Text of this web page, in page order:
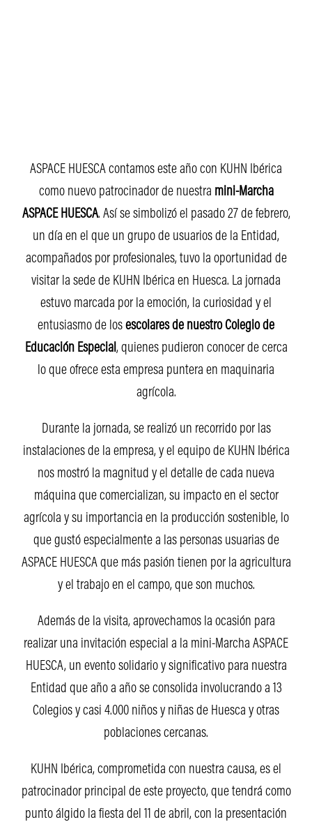
ASPACE HUESCA contamos este año con KUHN Ibérica
como nuevo patrocinador de nuestra mini-Marcha
ASPACE HUESCA. Así se simbolizó el pasado 27 de febrero,
un día en el que un grupo de usuarios de la Entidad,
acompañados por profesionales, tuvo la oportunidad de
visitar la sede de KUHN Ibérica en Huesca. La jornada
estuvo marcada por la emoción, la curiosidad y el
entusiasmo de los escolares de nuestro Colegio de
Educación Especial, quienes pudieron conocer de cerca
lo que ofrece esta empresa puntera en maquinaria
agrícola.
Durante la jornada, se realizó un recorrido por las
instalaciones de la empresa, y el equipo de KUHN Ibérica
nos mostró la magnitud y el detalle de cada nueva
máquina que comercializan, su impacto en el sector
agrícola y su importancia en la producción sostenible, lo
que gustó especialmente a las personas usuarias de
ASPACE HUESCA que más pasión tienen por la agricultura
y el trabajo en el campo, que son muchos.
Además de la visita, aprovechamos la ocasión para
realizar una invitación especial a la mini-Marcha ASPACE
HUESCA, un evento solidario y significativo para nuestra
Entidad que año a año se consolida involucrando a 13
Colegios y casi 4.000 niños y niñas de Huesca y otras
poblaciones cercanas.
KUHN Ibérica, comprometida con nuestra causa, es el
patrocinador principal de este proyecto, que tendrá como
punto álgido la fiesta del 11 de abril, con la presentación